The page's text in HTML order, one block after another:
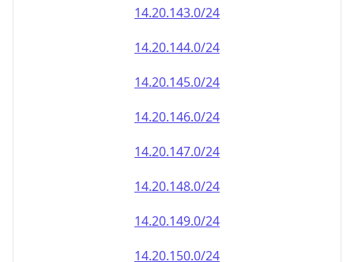
14.20.143.0/24
14.20.144.0/24
14.20.145.0/24
14.20.146.0/24
14.20.147.0/24
14.20.148.0/24
14.20.149.0/24
14.20.150.0/24